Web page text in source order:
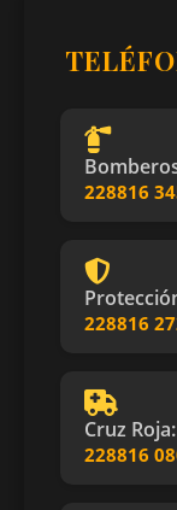
228816
228816
Cruz Roja:
228816